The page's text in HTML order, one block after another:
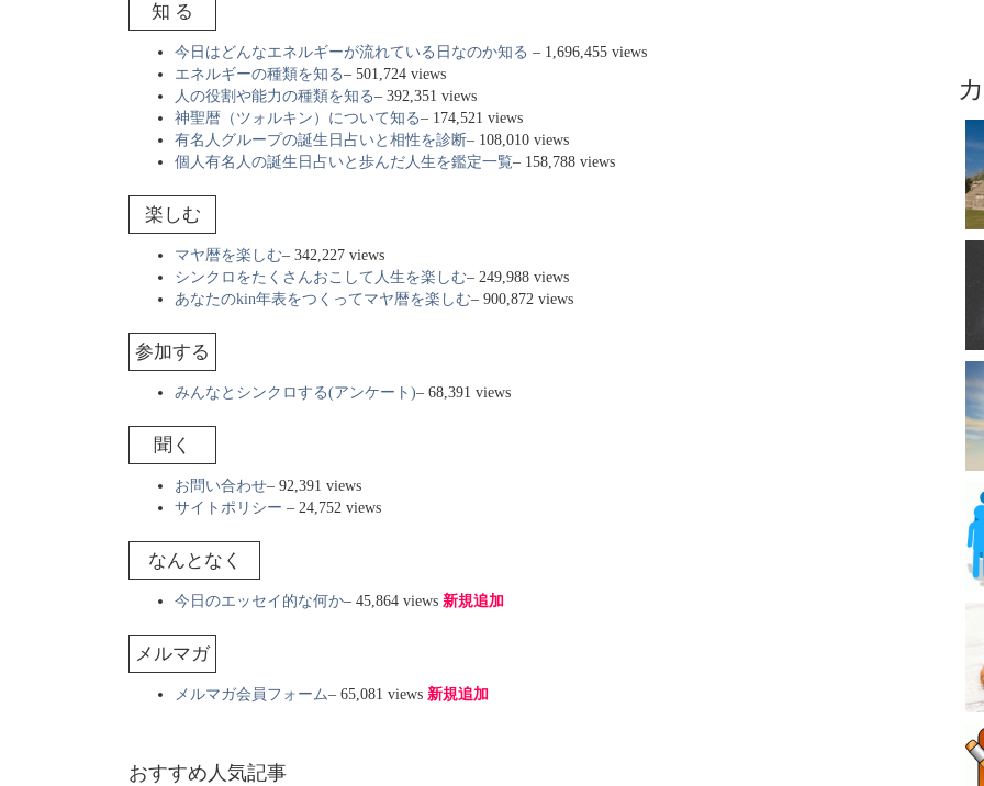
知 る
今日はどんなエネルギーが流れている日なのか知る – 1,696,455 views
エネルギーの種類を知る– 501,724 views
人の役割や能力の種類を知る– 392,351 views
神聖暦（ツォルキン）について知る– 174,521 views
有名人グループの誕生日占いと相性を診断– 108,010 views
個人有名人の誕生日占いと歩んだ人生を鑑定一覧– 158,788 views
楽しむ
マヤ暦を楽しむ– 342,227 views
シンクロをたくさんおこして人生を楽しむ– 249,988 views
あなたのkin年表をつくってマヤ暦を楽しむ– 900,872 views
参加する
みんなとシンクロする(アンケート)– 68,391 views
聞く
お問い合わせ– 92,391 views
サイトポリシー – 24,752 views
なんとなく
今日のエッセイ的な何か– 45,864 views 新規追加
メルマガ
メルマガ会員フォーム– 65,081 views 新規追加
おすすめ人気記事